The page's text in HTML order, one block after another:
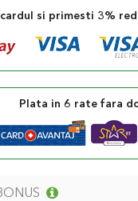
si primesti 3%
Plata in 6 rate fara